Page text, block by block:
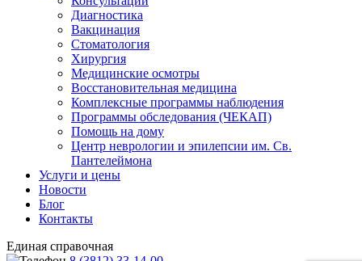
Диагностика
Вакцинация
Стоматология
Хирургия
Медицинские осмотры
Восстановительная медицина
Комплексные программы наблюдения
Программы обследования (ЧЕКАП)
Помощь на дому
Центр неврологии и эпилепсии им. Св.
Пантелеймона
Услуги и цены
Новости
Блог
Контакты
Единая справочная